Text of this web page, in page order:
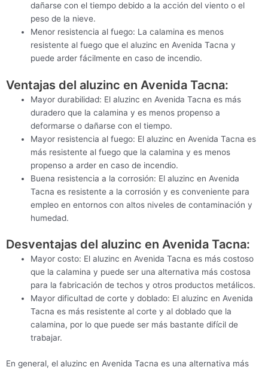
dañarse con el tiempo debido a la acción del viento o el
peso de la nieve.
Menor resistencia al fuego: La calamina es menos
resistente al fuego que el aluzinc en Avenida Tacna y
puede arder fácilmente en caso de incendio.
Ventajas del aluzinc en Avenida Tacna:
Mayor durabilidad: El aluzinc en Avenida Tacna es más
duradero que la calamina y es menos propenso a
deformarse o dañarse con el tiempo.
Mayor resistencia al fuego: El aluzinc en Avenida Tacna es
más resistente al fuego que la calamina y es menos
propenso a arder en caso de incendio.
Buena resistencia a la corrosión: El aluzinc en Avenida
Tacna es resistente a la corrosión y es conveniente para
empleo en entornos con altos niveles de contaminación y
humedad.
Desventajas del aluzinc en Avenida Tacna:
Mayor costo: El aluzinc en Avenida Tacna es más costoso
que la calamina y puede ser una alternativa más costosa
para la fabricación de techos y otros productos metálicos.
Mayor dificultad de corte y doblado: El aluzinc en Avenida
Tacna es más resistente al corte y al doblado que la
calamina, por lo que puede ser más bastante difícil de
trabajar.
En general, el aluzinc en Avenida Tacna es una alternativa más